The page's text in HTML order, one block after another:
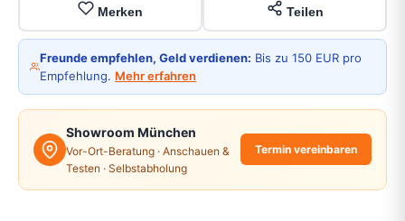
Merken Teilen
Freunde empfehlen, Geld verdienen: Bis zu 150 EUR pro
Empfehlung. Mehr erfahren
Showroom München
Vor-Ort-Beratung · Anschauen &
Testen · Selbstabholung
Termin vereinbaren